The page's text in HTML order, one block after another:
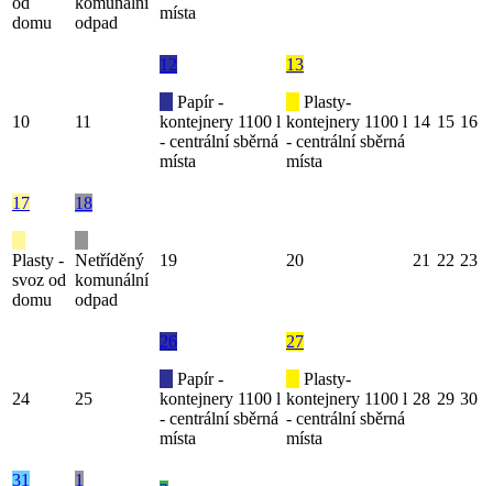
domu
odpad
místa
10 11
12
Papír -
kontejnery 1100 l
- centrální sběrná
místa
13
Plasty-
kontejnery 1100 l
- centrální sběrná
místa
14 15 16
17
Plasty -
svoz od
domu
18
Netříděný
komunální
odpad
19 20 21 22 23
24 25
26
Papír -
kontejnery 1100 l
- centrální sběrná
místa
27
Plasty-
kontejnery 1100 l
- centrální sběrná
místa
28 29 30
31
1